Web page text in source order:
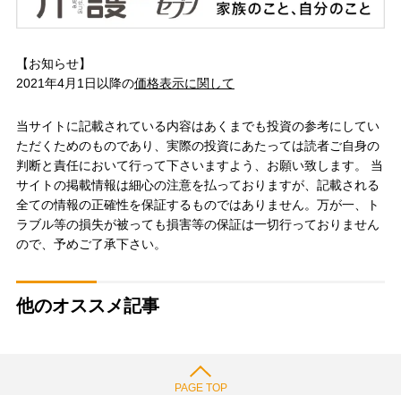
【お知らせ】
2021年4月1日以降の価格表示に関して
当サイトに記載されている内容はあくまでも投資の参考にしてい
ただくためのものであり、実際の投資にあたっては読者ご自身の
判断と責任において行って下さいますよう、お願い致します。 当
サイトの掲載情報は細心の注意を払っておりますが、記載される
全ての情報の正確性を保証するものではありません。万が一、ト
ラブル等の損失が被っても損害等の保証は一切行っておりません
ので、予めご了承下さい。
他のオススメ記事
PAGE TOP